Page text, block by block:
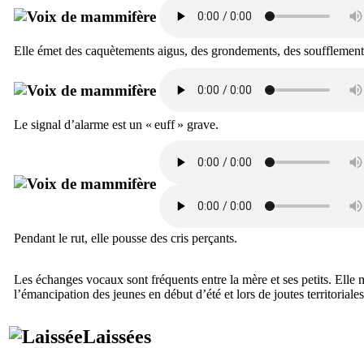
Elle émet des caquètements aigus, des grondements, des
Le signal d’alarme est un « euff » grave.
Pendant le rut, elle pousse des cris perçants.
Les échanges vocaux sont fréquents entre la mère et ses petits. Elle
l’émancipation des jeunes en début d’été et lors de joutes
Laissées